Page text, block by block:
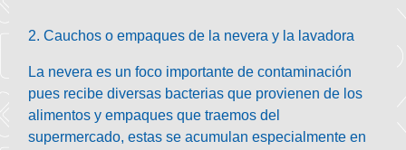
2. Cauchos o empaques de la nevera y la lavadora
La nevera es un foco importante de contaminación
pues recibe diversas bacterias que provienen de los
alimentos y empaques que traemos del
supermercado, estas se acumulan especialmente en